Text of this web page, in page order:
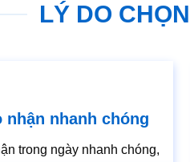
LÝ DO
nhận nhanh chóng
trong ngày nhanh chóng,